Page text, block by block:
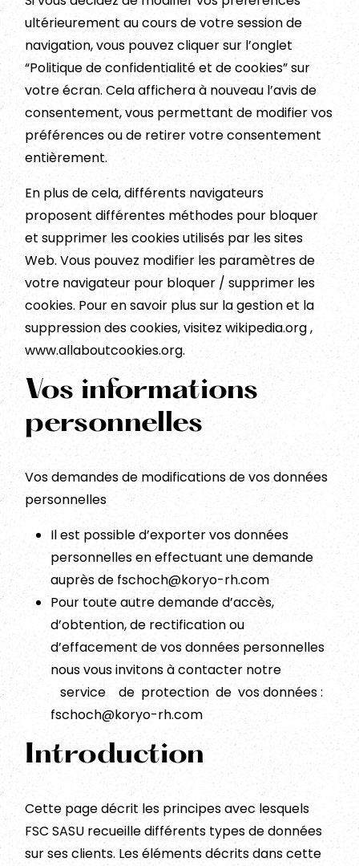
ultérieurement au cours de votre session de
navigation, vous pouvez cliquer sur l’onglet
“Politique de confidentialité et de cookies” sur
votre écran. Cela affichera à nouveau l’avis de
consentement, vous permettant de modifier vos
préférences ou de retirer votre consentement
entièrement.
En plus de cela, différents navigateurs
proposent différentes méthodes pour bloquer
et supprimer les cookies utilisés par les sites
Web. Vous pouvez modifier les paramètres de
votre navigateur pour bloquer / supprimer les
cookies. Pour en savoir plus sur la gestion et la
suppression des cookies, visitez wikipedia.org ,
www.allaboutcookies.org.
Vos informations
personnelles
Vos demandes de modifications de vos données
personnelles
Il est possible d’exporter vos données
personnelles en effectuant une demande
auprès de fschoch@koryo-rh.com
Pour toute autre demande d’accès,
d’obtention, de rectification ou
d’effacement de vos données personnelles
nous vous invitons à contacter notre
service de protection de vos données :
fschoch@koryo-rh.com
Introduction
Cette page décrit les principes avec lesquels
FSC SASU recueille différents types de données
sur ses clients. Les éléments décrits dans cette